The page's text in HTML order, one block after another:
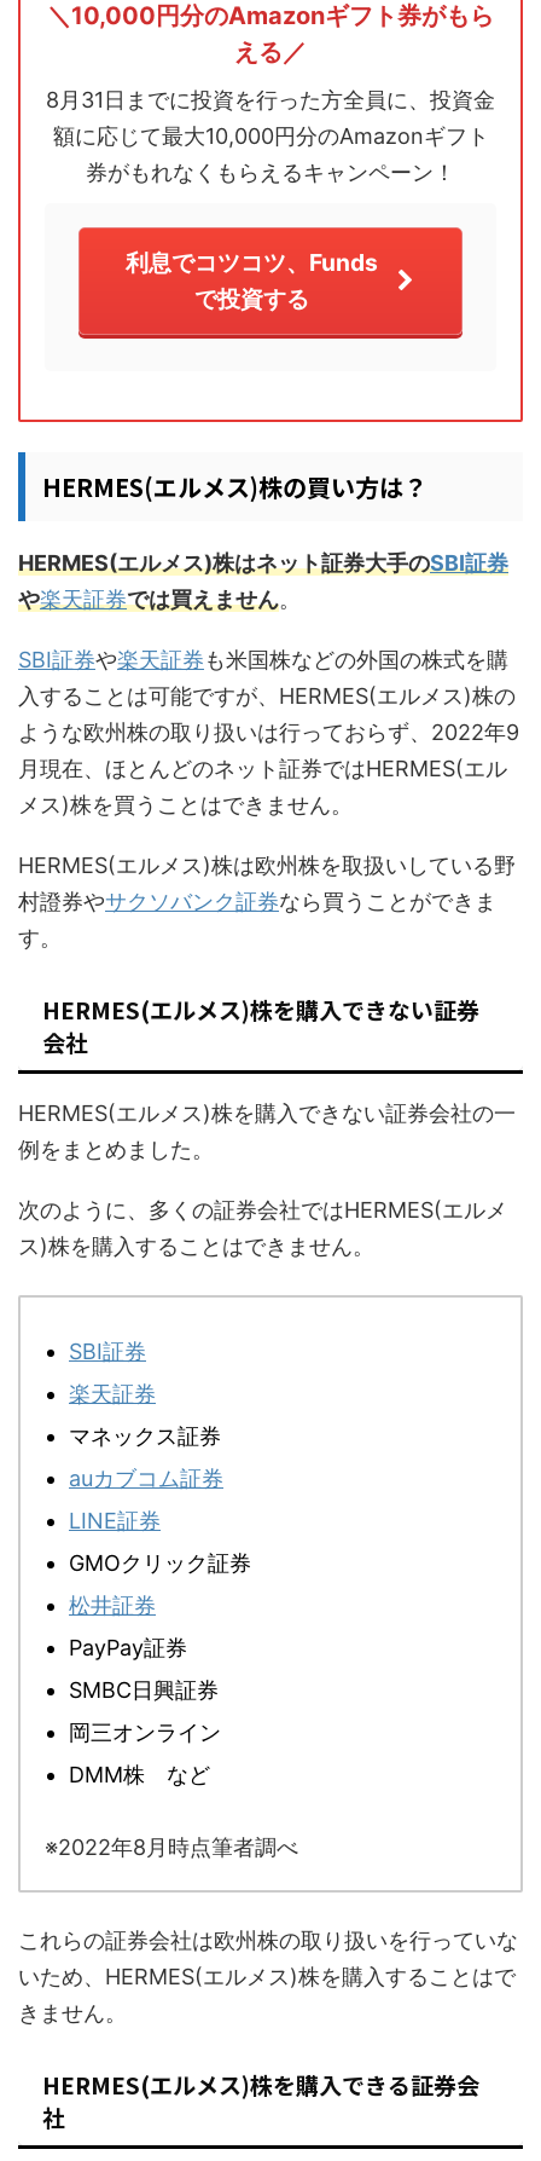
＼10,000円分のAmazonギフト券がもら
える／
8月31日までに投資を行った方全員に、投資金
額に応じて最大10,000円分のAmazonギフト
券がもれなくもらえるキャンペーン！
利息でコツコツ、Funds
で投資する
HERMES(エルメス)株の買い方は？
HERMES(エルメス)株はネット証券大手のSBI証券
や楽天証券では買えません。
SBI証券や楽天証券も米国株などの外国の株式を購
入することは可能ですが、HERMES(エルメス)株の
ような欧州株の取り扱いは行っておらず、2022年9
月現在、ほとんどのネット証券ではHERMES(エル
メス)株を買うことはできません。
HERMES(エルメス)株は欧州株を取扱いしている野
村證券やサクソバンク証券なら買うことができま
す。
HERMES(エルメス)株を購入できない証券
会社
HERMES(エルメス)株を購入できない証券会社の一
例をまとめました。
次のように、多くの証券会社ではHERMES(エルメ
ス)株を購入することはできません。
SBI証券
楽天証券
マネックス証券
auカブコム証券
LINE証券
GMOクリック証券
松井証券
PayPay証券
SMBC日興証券
岡三オンライン
DMM株 など
※2022年8月時点筆者調べ
これらの証券会社は欧州株の取り扱いを行っていな
いため、HERMES(エルメス)株を購入することはで
きません。
HERMES(エルメス)株を購入できる証券会
社